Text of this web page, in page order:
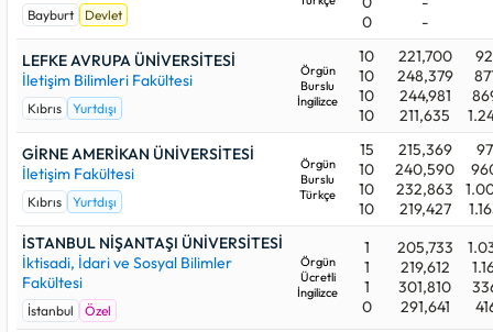
Bayburt Devlet
0
-
LEFKE AVRUPA ÜNİVERSİTESİ
İletişim Bilimleri Fakültesi
Kıbrıs Yurtdışı
Örgün
Burslu
İngilizce
10
10
10
10
221,700
248,379
244,981
211,635
GİRNE AMERİKAN ÜNİVERSİTESİ
İletişim Fakültesi
Kıbrıs Yurtdışı
Örgün
Burslu
Türkçe
15
10
10
10
215,369
240,590
232,863
219,427
İSTANBUL NİŞANTAŞI ÜNİVERSİTESİ
İktisadi, İdari ve Sosyal Bilimler
Fakültesi
İstanbul Özel
Örgün
Ücretli
İngilizce
1
1
1
0
205,733
219,612
301,810
291,641